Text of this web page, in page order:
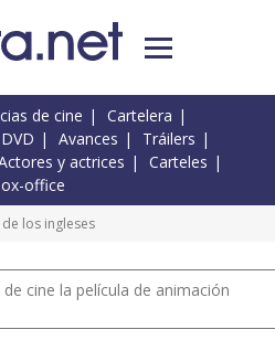
de cine
Cartelera
DVD Avances
Tráilers
y actrices
Carteles
office
de los ingleses
cine la película de animación